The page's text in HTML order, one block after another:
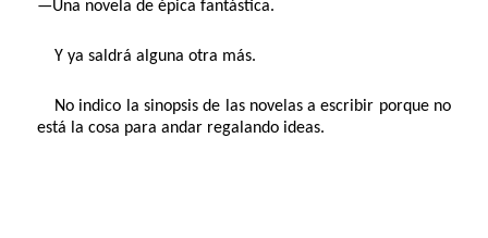
—Una novela de épica fantástica.
Y ya saldrá alguna otra más.
No indico la sinopsis de las novelas a escribir porque no
está la cosa para andar regalando ideas.